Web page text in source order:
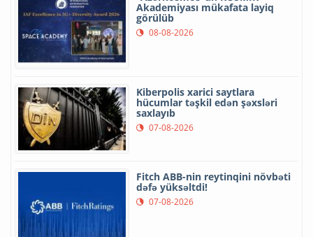
Akademiyası mükafata layiq
görülüb
08-08-2026
Kiberpolis xarici saytlara
hücumlar təşkil edən şəxsləri
saxlayıb
07-08-2026
Fitch ABB-nin reytinqini növbəti
dəfə yüksəltdi!
07-08-2026